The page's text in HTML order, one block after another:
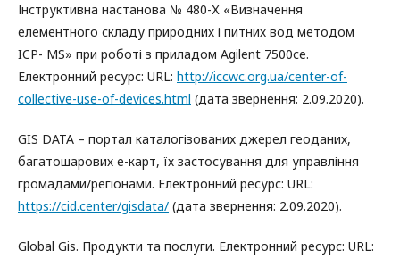
Інструктивна настанова № 480-Х «Визначення
елементного складу природних і питних вод методом
ICP- MS» при роботі з приладом Agilent 7500се.
Електронний ресурс: URL: http://iccwc.org.ua/center-of-
collective-use-of-devices.html (дата звернення: 2.09.2020).
GIS DATA – портал каталогізованих джерел геоданих,
багатошарових е-карт, їх застосування для управління
громадами/регіонами. Електронний ресурс: URL:
https://cid.center/gisdata/ (дата звернення: 2.09.2020).
Global Gis. Продукти та послуги. Електронний ресурс: URL: